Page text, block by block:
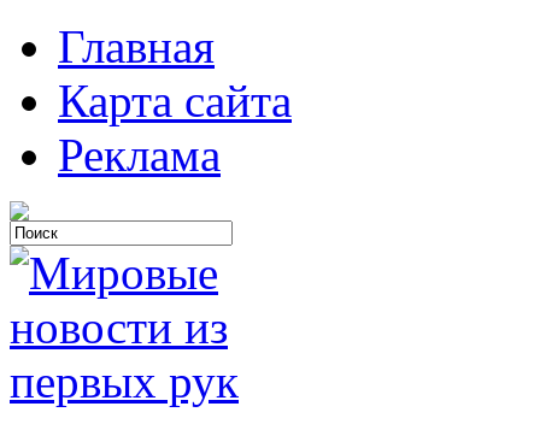
Главная
Карта сайта
Реклама